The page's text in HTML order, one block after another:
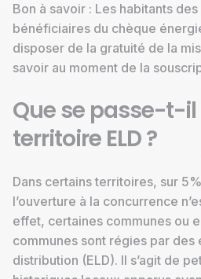
Bon à savoir : Les habitants
bénéficiaires du chèque
disposer de la gratuité de la
savoir au moment de la
Que se passe-t-il
territoire ELD ?
Dans certains territoires, sur
l’ouverture à la concurrence
effet, certaines communes ou
communes sont régies par
distribution (ELD). Il s’agit de